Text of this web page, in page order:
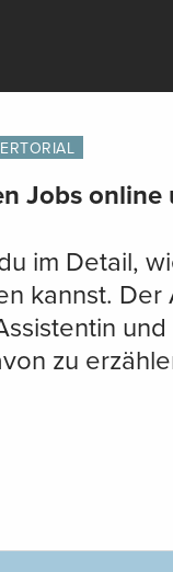
Jobs
im Detail,
kannst.
zu